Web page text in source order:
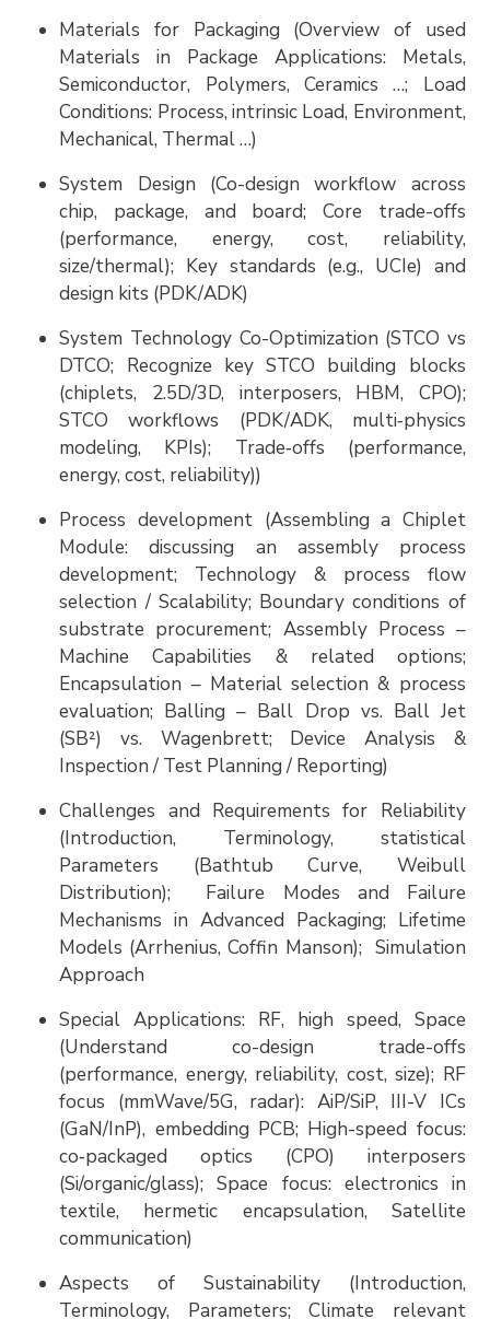
Materials for Packaging (Overview of used
Materials in Package Applications: Metals,
Semiconductor, Polymers, Ceramics …; Load
Conditions: Process, intrinsic Load, Environment,
Mechanical, Thermal …)
System Design (Co-design workflow across
chip, package, and board; Core trade-offs
(performance, energy, cost, reliability,
size/thermal); Key standards (e.g., UCIe) and
design kits (PDK/ADK)
System Technology Co-Optimization (STCO vs
DTCO; Recognize key STCO building blocks
(chiplets, 2.5D/3D, interposers, HBM, CPO);
STCO workflows (PDK/ADK, multi‑physics
modeling, KPIs); Trade‑offs (performance,
energy, cost, reliability))
Process development (Assembling a Chiplet
Module: discussing an assembly process
development; Technology & process flow
selection / Scalability; Boundary conditions of
substrate procurement; Assembly Process –
Machine Capabilities & related options;
Encapsulation – Material selection & process
evaluation; Balling – Ball Drop vs. Ball Jet
(SB²) vs. Wagenbrett; Device Analysis &
Inspection / Test Planning / Reporting)
Challenges and Requirements for Reliability
(Introduction, Terminology, statistical
Parameters (Bathtub Curve, Weibull
Distribution); Failure Modes and Failure
Mechanisms in Advanced Packaging; Lifetime
Models (Arrhenius, Coffin Manson); Simulation
Approach
Special Applications: RF, high speed, Space
(Understand co-design trade-offs
(performance, energy, reliability, cost, size); RF
focus (mmWave/5G, radar): AiP/SiP, III-V ICs
(GaN/InP), embedding PCB; High-speed focus:
co‑packaged optics (CPO) interposers
(Si/organic/glass); Space focus: electronics in
textile, hermetic encapsulation, Satellite
communication)
Aspects of Sustainability (Introduction,
Terminology, Parameters; Climate relevant